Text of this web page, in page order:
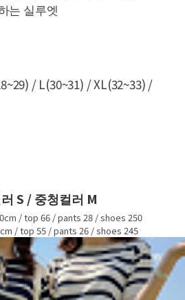
는 실루엣
/ L(30~31) / XL(32~33) /
S / 중청컬러 M
/ top 66 / pants 28 / shoes 250
/ top 55 / pants 26 / shoes 245